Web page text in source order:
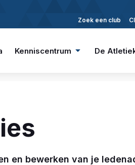
Zoek een club
Kenniscentrum De
en bewerken van je